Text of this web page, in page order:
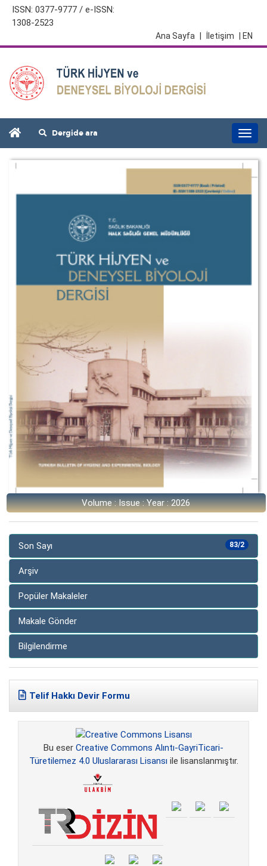
ISSN: 0377-9777 / e-ISSN:
1308-2523
| EN
İletişim
Ana Sayfa
Dergide ara
Volume : Issue : Year : 2026
83/2
Son Sayı
Arşiv
Popüler Makaleler
Makale Gönder
Bilgilendirme
Telif Hakkı Devir Formu
Bu eser Creative Commons Alıntı-GayriTicari-
Türetilemez 4.0 Uluslararası Lisansı ile lisanslanmıştır.